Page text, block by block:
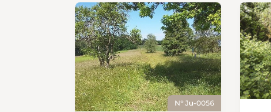
N° Ju-0056